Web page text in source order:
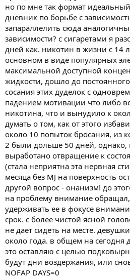
но по мне так формат
дневник по борьбе с
запараллелить сюда
зависимости? с сигаретами я
дней как. никотин в жизни с 14
основном в виде популярных
максимальной доступной
жидкости, дошло до
сосания этих дуделок с
падением мотивации что либо
никотина, что и вынудило к
думать о том, как от этого
около 10 попыток бросания, из
2 были дольше 50 дней, однако,
выработано отвращение к
(стала неприятна эта нервная
месяца без MJ на поверхность
другой вопрос - онанизм! до
на проблему внимание
удерживать ее в фокусе
срок. с более чистой ясной
не дает сидеть на месте.
около года. в общем на сегодня
это оставляю с целью
будут дни воздержания, или
NOFAP DAYS=0